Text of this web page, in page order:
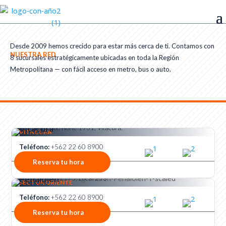
NUESTRA RED
Desde 2009 hemos crecido para estar más cerca de ti. Contamos con
8 sucursales estratégicamente ubicadas en toda la Región
Metropolitana — con fácil acceso en metro, bus o auto.
VITACURA
Vitacura
​​Av.Manquehue Norte 1931, Vitacura.
13:45 hrs.
Teléfono:+562 22 60 8900
Reserva tu hora
SECTOR ORIENTE
Peñalolén
Av. Tobalaba 12175, Local 215
13:45 hrs.
Teléfono:+562 22 60 8900
Reserva tu hora